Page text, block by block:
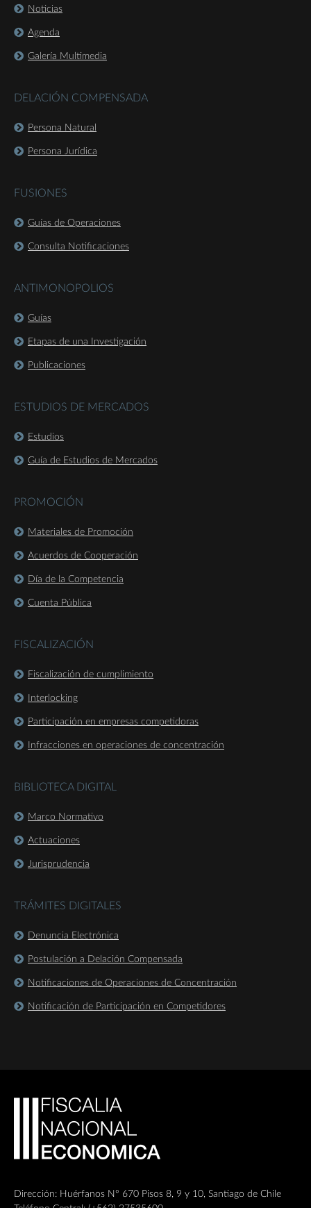
Noticias
Agenda
Galería Multimedia
DELACIÓN COMPENSADA
Persona Natural
Persona Jurídica
FUSIONES
Guías de Operaciones
Consulta Notificaciones
ANTIMONOPOLIOS
Guías
Etapas de una Investigación
Publicaciones
ESTUDIOS DE MERCADOS
Estudios
Guía de Estudios de Mercados
PROMOCIÓN
Materiales de Promoción
Acuerdos de Cooperación
Día de la Competencia
Cuenta Pública
FISCALIZACIÓN
Fiscalización de cumplimiento
Interlocking
Participación en empresas competidoras
Infracciones en operaciones de concentración
BIBLIOTECA DIGITAL
Marco Normativo
Actuaciones
Jurisprudencia
TRÁMITES DIGITALES
Denuncia Electrónica
Postulación a Delación Compensada
Notificaciones de Operaciones de Concentración
Notificación de Participación en Competidores
Dirección: Huérfanos Nº 670 Pisos 8, 9 y 10, Santiago de Chile